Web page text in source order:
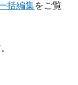
括編集をご覧